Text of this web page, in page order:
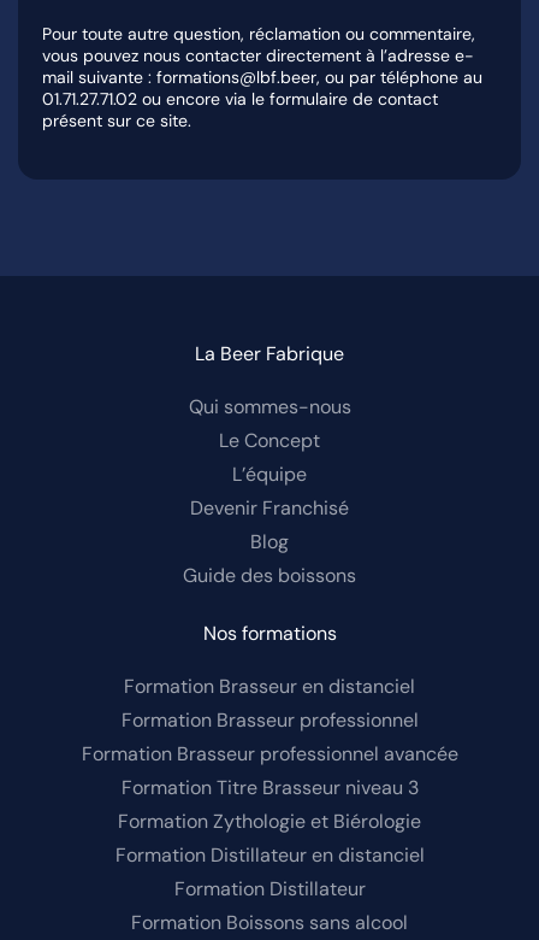
Pour toute autre question, réclamation ou commentaire,
vous pouvez nous contacter directement à l’adresse e-
mail suivante : formations@lbf.beer, ou par téléphone au
01.71.27.71.02 ou encore via le formulaire de contact
présent sur ce site.
La Beer Fabrique
Qui sommes-nous
Le Concept
L’équipe
Devenir Franchisé
Blog
Guide des boissons
Nos formations
Formation Brasseur en distanciel
Formation Brasseur professionnel
Formation Brasseur professionnel avancée
Formation Titre Brasseur niveau 3
Formation Zythologie et Biérologie
Formation Distillateur en distanciel
Formation Distillateur
Formation Boissons sans alcool